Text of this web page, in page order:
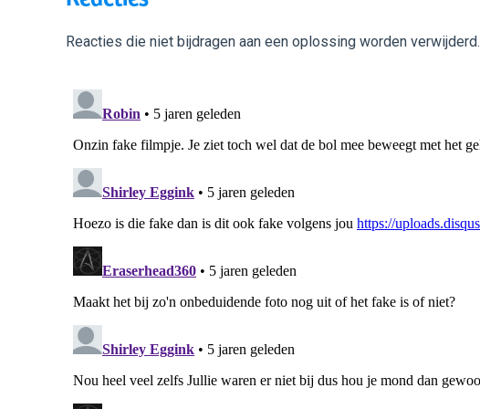
Reacties die niet bijdragen aan een oplossing worden verwijderd.